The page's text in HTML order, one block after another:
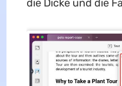
die Dicke und die